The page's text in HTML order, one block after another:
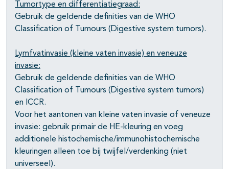
Tumortype en differentiatiegraad:
Gebruik de geldende definities van de WHO
Classification of Tumours (Digestive system tumors).
Lymfvatinvasie (kleine vaten invasie) en veneuze
invasie:
Gebruik de geldende definities van de WHO
Classification of Tumours (Digestive system tumors)
en ICCR.
Voor het aantonen van kleine vaten invasie of veneuze
invasie: gebruik primair de HE-kleuring en voeg
additionele histochemische/immunohistochemische
kleuringen alleen toe bij twijfel/verdenking (niet
universeel).